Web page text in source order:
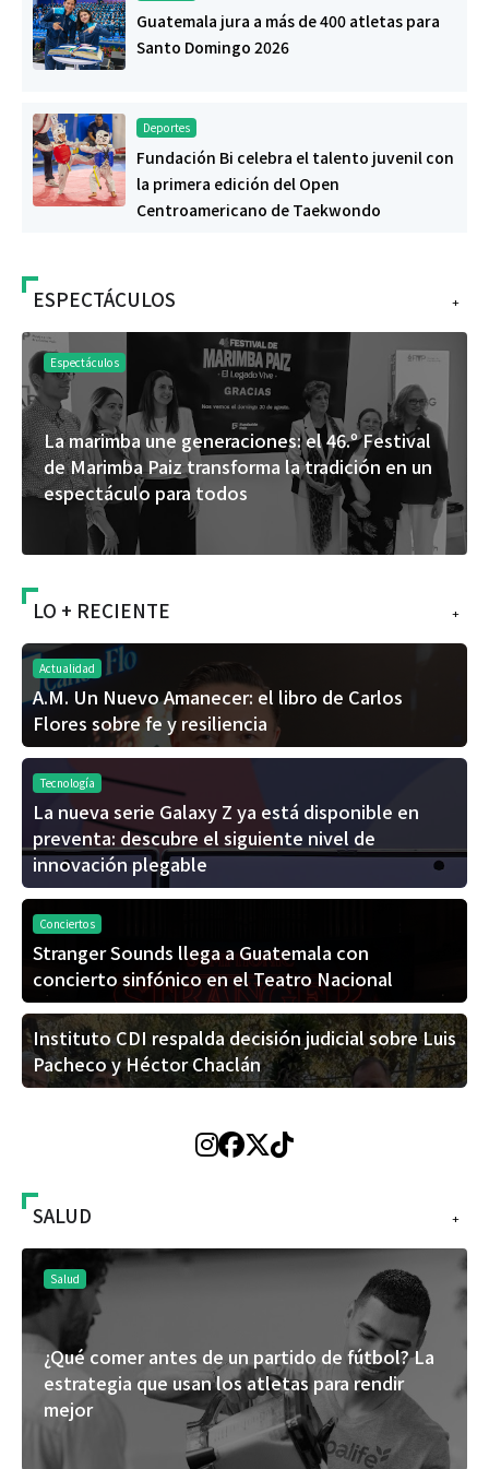
Guatemala jura a más de 400 atletas para
Santo Domingo 2026
Deportes
Fundación Bi celebra el talento juvenil con
la primera edición del Open
Centroamericano de Taekwondo
+
ESPECTÁCULOS
Espectáculos
La marimba une generaciones: el 46.º Festival
de Marimba Paiz transforma la tradición en un
espectáculo para todos
+
LO + RECIENTE
Actualidad
A.M. Un Nuevo Amanecer: el libro de Carlos
Flores sobre fe y resiliencia
Tecnología
La nueva serie Galaxy Z ya está disponible en
preventa: descubre el siguiente nivel de
innovación plegable
Conciertos
Stranger Sounds llega a Guatemala con
concierto sinfónico en el Teatro Nacional
Instituto CDI respalda decisión judicial sobre Luis
Pacheco y Héctor Chaclán
+
SALUD
Salud
¿Qué comer antes de un partido de fútbol? La
estrategia que usan los atletas para rendir
mejor